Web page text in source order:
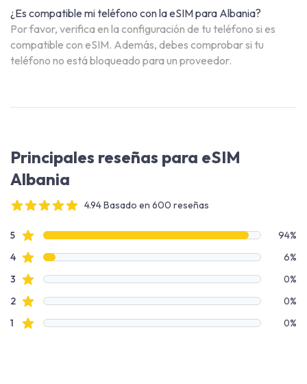
¿Es compatible mi teléfono con la eSIM para Albania?
Por favor, verifica en la configuración de tu teléfono si es
compatible con eSIM. Además, debes comprobar si tu
teléfono no está bloqueado para un proveedor.
Principales reseñas para eSIM
Albania
4.94 Basado en 600 reseñas
Datos de reseñas
5reseñas de estrellas
94%
4reseñas de estrellas
6%
3 reseñas de estrellas
0%
2reseñas de estrellas
0%
1 reseñas de estrellas 0%